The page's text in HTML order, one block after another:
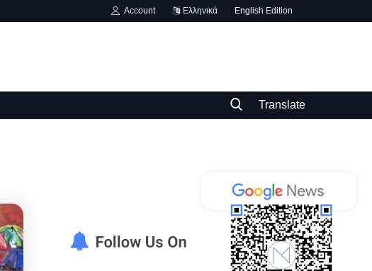
Account Ελληνικά English Edition
Translate